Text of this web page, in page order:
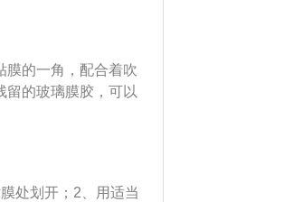
人情况发生，同时
膜的一角，配合着吹
留的玻璃膜胶，可以
、侧窗玻璃以及天
导致的伤人、防眩
人隐私的目的。
处划开；2、用适当